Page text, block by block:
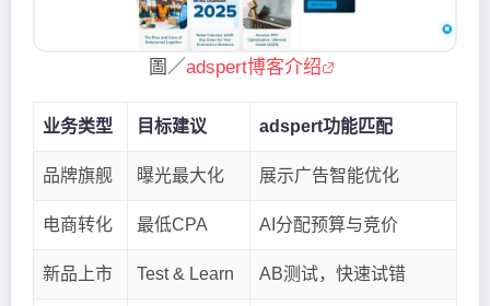
圖／adspert博客介绍
业务类型 目标建议 adspert功能匹配
品牌旗舰 曝光最大化 展示广告智能优化
电商转化 最低CPA AI分配预算与竞价
新品上市 Test & Learn AB测试，快速试错